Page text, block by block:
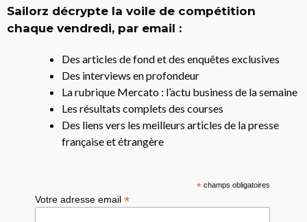
Sailorz décrypte la voile de compétition
chaque vendredi, par email :
Des articles de fond et des enquêtes exclusives
Des interviews en profondeur
La rubrique Mercato : l’actu business de la semaine
Les résultats complets des courses
Des liens vers les meilleurs articles de la presse
française et étrangère
*champs obligatoires
Votre adresse email*